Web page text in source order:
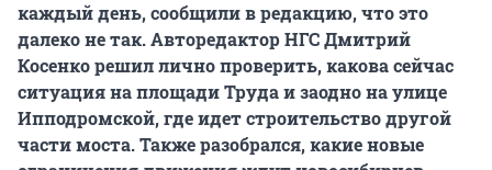
каждый день, сообщили в редакцию, что это
далеко не так. Авторедактор НГС Дмитрий
Косенко решил лично проверить, какова сейчас
ситуация на площади Труда и заодно на улице
Ипподромской, где идет строительство другой
части моста. Также разобрался, какие новые